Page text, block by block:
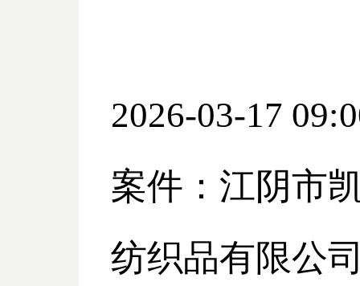
2026-03-17
案件：江阴市
纺织品有限公